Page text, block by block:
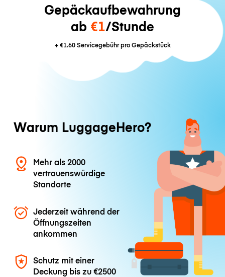
Gepäckaufbewahrung
ab €1/Stunde
+€1.60Servicegebühr pro Gepäckstück
Warum LuggageHero?
Mehr als 2000
vertrauenswürdige
Standorte
Jederzeit während der
Öffnungszeiten
ankommen
Schutz mit einer
Deckung bis zu€2500